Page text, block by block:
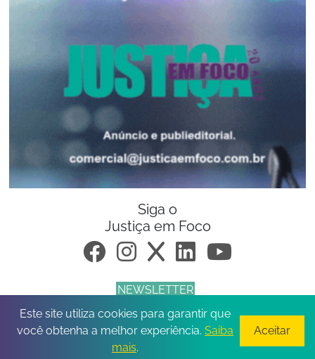
Siga o
Justiça em Foco
NEWSLETTER
© 2026 Todos os direitos reservados.
Este site utiliza cookies para garantir que
você obtenha a melhor experiência. Saiba
mais.
Aceitar